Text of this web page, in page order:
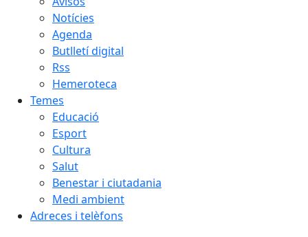
Notícies
Agenda
Butlletí digital
Rss
Hemeroteca
Temes
Educació
Esport
Cultura
Salut
Benestar i ciutadania
Medi ambient
Adreces i telèfons